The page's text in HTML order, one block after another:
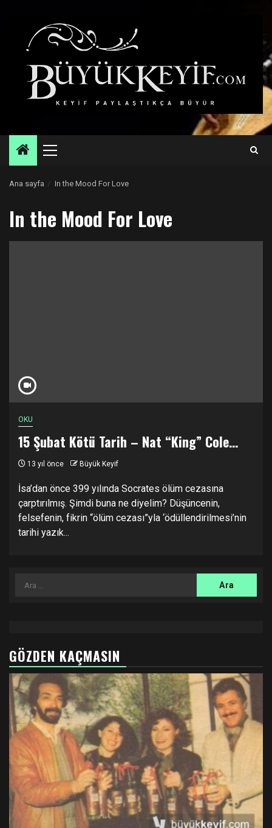
Primary
Ana sayfa In the Mood For Love
In the Mood For Love
OKU
15 Şubat Kötü Tarih – Nat “King” Cole…
13 yıl önce Büyük Keyif
İsa’dan önce 399 yılında Socrates ölüm cezasına
çarptırılmış. Şimdi buna ne diyelim? Düşüncenin,
felsefenin, fikrin “ölüm cezası”yla ‘ödüllendirilmesi’nin
tarihi yazık...
Arama:
GÖZDEN KAÇMASIN